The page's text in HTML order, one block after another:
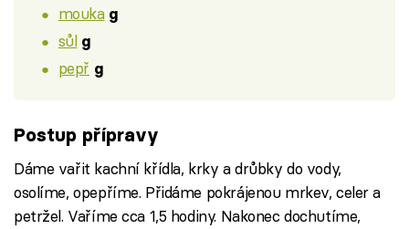
mouka g
sůl g
pepř g
Postup přípravy
Dáme vařit kachní křídla, krky a drůbky do vody,
osolíme, opepříme. Přidáme pokrájenou mrkev, celer a
petržel. Vaříme cca 1,5 hodiny. Nakonec dochutíme,